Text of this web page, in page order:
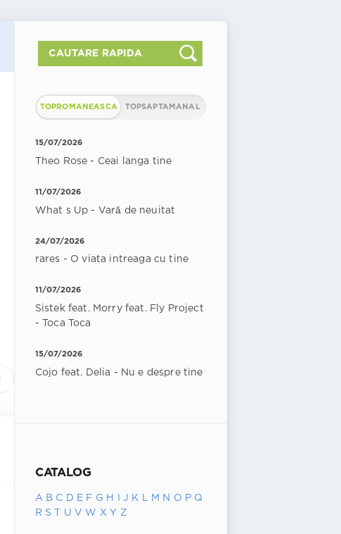
TOPROMANEASCA TOPSAPTAMANAL
15/07/2026
Theo Rose - Ceai langa tine
11/07/2026
What s Up - Vară de neuitat
24/07/2026
rares - O viata intreaga cu tine
11/07/2026
Sistek feat. Morry feat. Fly Project
- Toca Toca
15/07/2026
Cojo feat. Delia - Nu e despre tine
CATALOG
A B C D E F G H J K M N O P Q
R S U V W X Y Z